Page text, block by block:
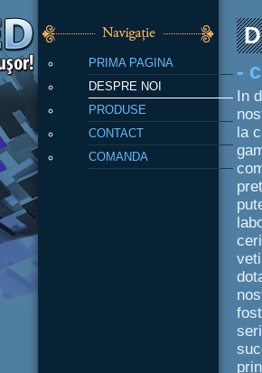
-
In
la
PRIMA PAGINA
DESPRE NOI
PRODUSE
CONTACT
COMANDA